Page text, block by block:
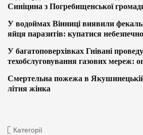
Синіцина з Погребищенської
У водоймах Вінниці виявили
яйця паразитів: купатися небезпечно
У багатоповерхівках Гнівані
техобслуговування газових мереж:
Смертельна пожежа в Якушинецькій
літня жінка
Категорії